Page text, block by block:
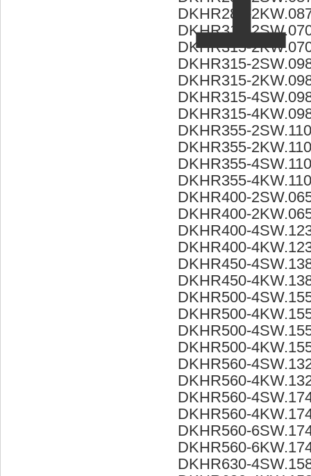
DKHR280-
DKHR315-
DKHR315-
DKHR315-
DKHR315-
DKHR315-
DKHR315-
DKHR355-
DKHR355-
DKHR355-
DKHR355-
DKHR400-
DKHR400-
DKHR400-
DKHR400-
DKHR450-
DKHR450-
DKHR500-
DKHR500-
DKHR500-
DKHR500-
DKHR560-
DKHR560-
DKHR560-
DKHR560-
DKHR560-
DKHR560-
DKHR630-